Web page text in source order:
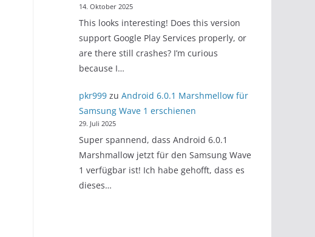
14. Oktober 2025
This looks interesting! Does this version
support Google Play Services properly, or
are there still crashes? I’m curious
because I…
pkr999zu Android 6.0.1 Marshmellow für
Samsung Wave 1 erschienen
29. Juli 2025
Super spannend, dass Android 6.0.1
Marshmallow jetzt für den Samsung Wave
1 verfügbar ist! Ich habe gehofft, dass es
dieses…